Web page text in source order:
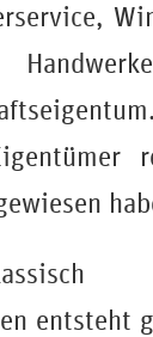
entsteht